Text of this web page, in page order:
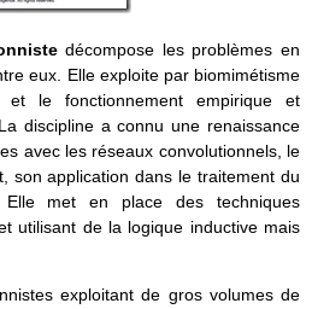
décompose les problèmes en
eux. Elle exploite par biomimétisme
et le fonctionnement empirique et
discipline a connu une renaissance
avec les réseaux convolutionnels, le
son application dans le traitement du
met en place des techniques
utilisant de la logique inductive mais
exploitant de gros volumes de